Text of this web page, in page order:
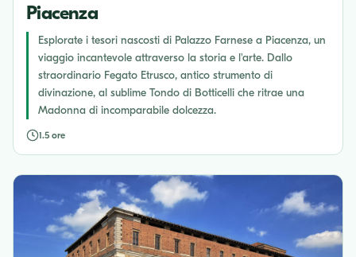
Piacenza
Esplorate i tesori nascosti di Palazzo Farnese a Piacenza, un
viaggio incantevole attraverso la storia e l'arte. Dallo
straordinario Fegato Etrusco, antico strumento di
divinazione, al sublime Tondo di Botticelli che ritrae una
Madonna di incomparabile dolcezza.
1.5 ore